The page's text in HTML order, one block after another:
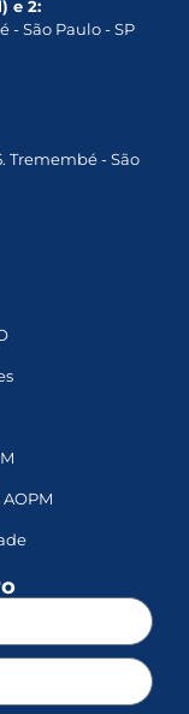
e 2:
- São Paulo - SP
Tremembé - São